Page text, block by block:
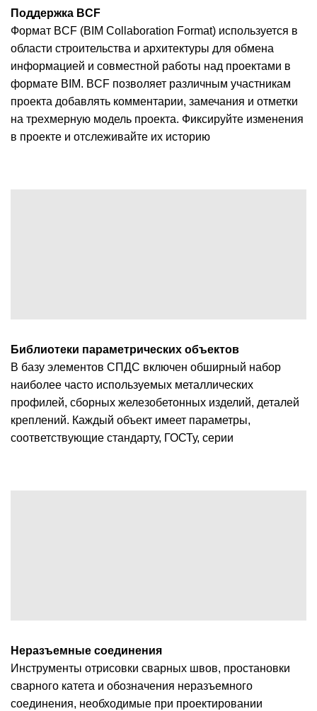
Поддержка BCF
Формат BCF (BIM Collaboration Format) используется в
области строительства и архитектуры для обмена
информацией и совместной работы над проектами в
формате BIM. BCF позволяет различным участникам
проекта добавлять комментарии, замечания и отметки
на трехмерную модель проекта. Фиксируйте изменения
в проекте и отслеживайте их историю
Библиотеки параметрических объектов
В базу элементов СПДС включен обширный набор
наиболее часто используемых металлических
профилей, сборных железобетонных изделий, деталей
креплений. Каждый объект имеет параметры,
соответствующие стандарту, ГОСТу, серии
Неразъемные соединения
Инструменты отрисовки сварных швов, простановки
сварного катета и обозначения неразъемного
соединения, необходимые при проектировании